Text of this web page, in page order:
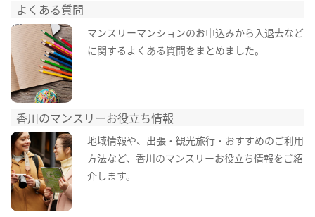
よくある質問
マンスリーマンションのお申込みから入退去など
に関するよくある質問をまとめました。
香川のマンスリーお役立ち情報
地域情報や、出張・観光旅行・おすすめのご利用
方法など、香川のマンスリーお役立ち情報をご紹
介します。